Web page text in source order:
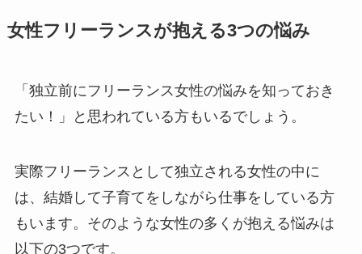
女性フリーランスが抱える3つの悩み
「独立前にフリーランス女性の悩みを知っておき
たい！」と思われている方もいるでしょう。
実際フリーランスとして独立される女性の中に
は、結婚して子育てをしながら仕事をしている方
もいます。そのような女性の多くが抱える悩みは
以下の3つです。